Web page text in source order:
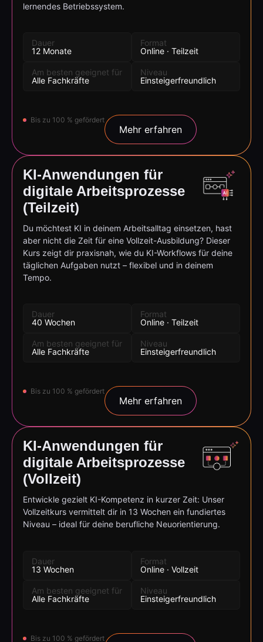
lernendes Betriebssystem.
Dauer
12 Monate
Format
Online · Teilzeit
Am besten geeignet für
Alle Fachkräfte
Niveau
Einsteigerfreundlich
Bis zu 100 % gefördert
Mehr erfahren
KI-Anwendungen für
digitale Arbeitsprozesse
(Teilzeit)
Du möchtest KI in deinem Arbeitsalltag einsetzen, hast
aber nicht die Zeit für eine Vollzeit-Ausbildung? Dieser
Kurs zeigt dir praxisnah, wie du KI-Workflows für deine
täglichen Aufgaben nutzt – flexibel und in deinem
Tempo.
Dauer
40 Wochen
Format
Online · Teilzeit
Am besten geeignet für
Alle Fachkräfte
Niveau
Einsteigerfreundlich
Bis zu 100 % gefördert
Mehr erfahren
KI-Anwendungen für
digitale Arbeitsprozesse
(Vollzeit)
Entwickle gezielt KI-Kompetenz in kurzer Zeit: Unser
Vollzeitkurs vermittelt dir in 13 Wochen ein fundiertes
Niveau – ideal für deine berufliche Neuorientierung.
Dauer
13 Wochen
Format
Online · Vollzeit
Am besten geeignet für
Alle Fachkräfte
Niveau
Einsteigerfreundlich
Bis zu 100 % gefördert